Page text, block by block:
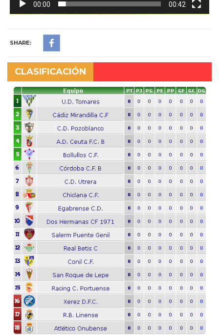
00:00 00:42
SHARE:
CLASIFICACIÓN